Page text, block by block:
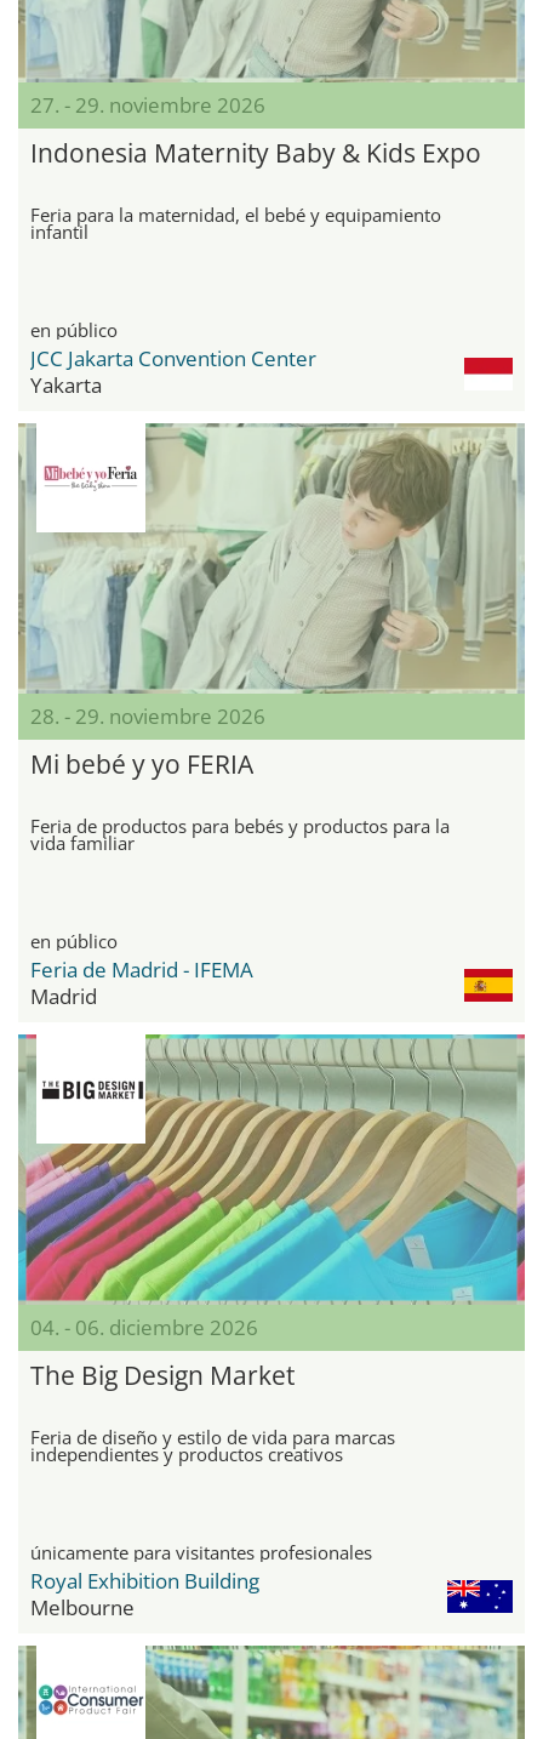
27. - 29. noviembre 2026
Indonesia Maternity Baby & Kids Expo
Feria para la maternidad, el bebé y equipamiento
infantil
en público
JCC Jakarta Convention Center
Yakarta
28. - 29. noviembre 2026
Mi bebé y yo FERIA
Feria de productos para bebés y productos para la
vida familiar
en público
Feria de Madrid - IFEMA
Madrid
04. - 06. diciembre 2026
The Big Design Market
Feria de diseño y estilo de vida para marcas
independientes y productos creativos
únicamente para visitantes profesionales
Royal Exhibition Building
Melbourne